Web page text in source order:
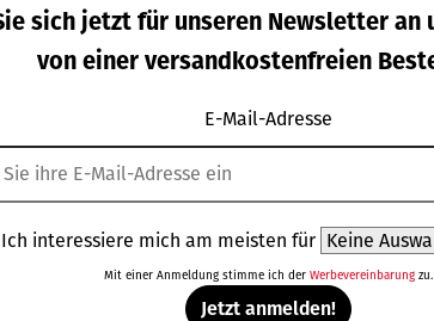
Weitere Produkte
sich jetzt für unseren Newsletter an
von einer versandkostenfreien
E-Mail-Adresse
Ich interessiere mich am meisten für
Mit einer Anmeldung stimme ich der Werbevereinbarungzu.
Jetzt anmelden!